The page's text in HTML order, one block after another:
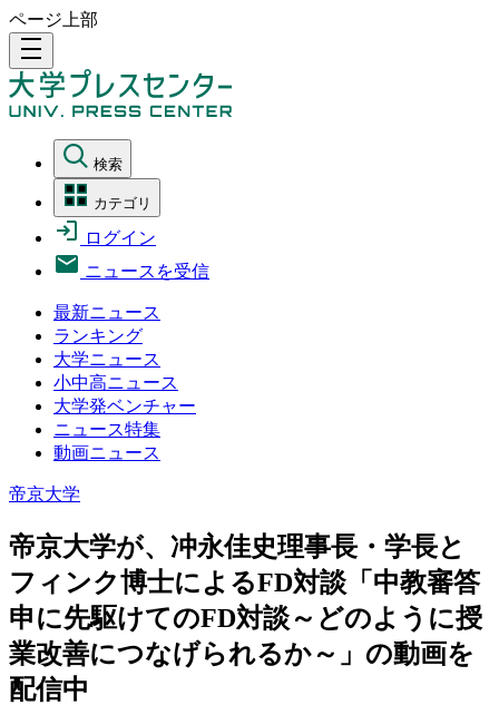
ページ上部
density_medium
検索
カテゴリ
ログイン
ニュースを受信
最新ニュース
ランキング
大学ニュース
小中高ニュース
大学発ベンチャー
ニュース特集
動画ニュース
帝京大学
帝京大学が、冲永佳史理事長・学長と
フィンク博士によるFD対談「中教審答
申に先駆けてのFD対談～どのように授
業改善につなげられるか～」の動画を
配信中